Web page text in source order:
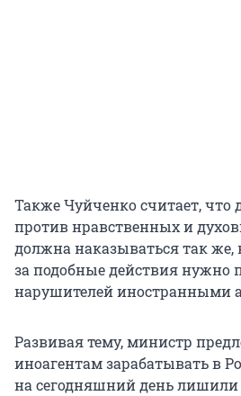
Также Чуйченко считает, что
против нравственных и
должна наказываться так же,
за подобные действия нужно
нарушителей иностранными
Развивая тему, министр
иноагентам зарабатывать в
на сегодняшний день лишили